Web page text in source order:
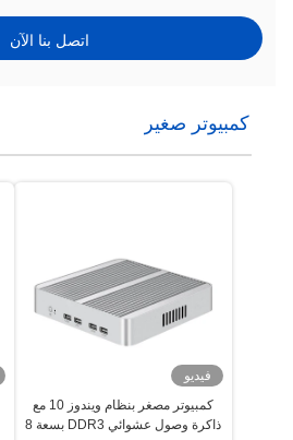
اتصل بنا الآن
كمبيوتر صغير
فيديو
كمبيوتر مصغر بنظام ويندوز 10 مع
ذاكرة وصول عشوائي DDR3 بسعة 8